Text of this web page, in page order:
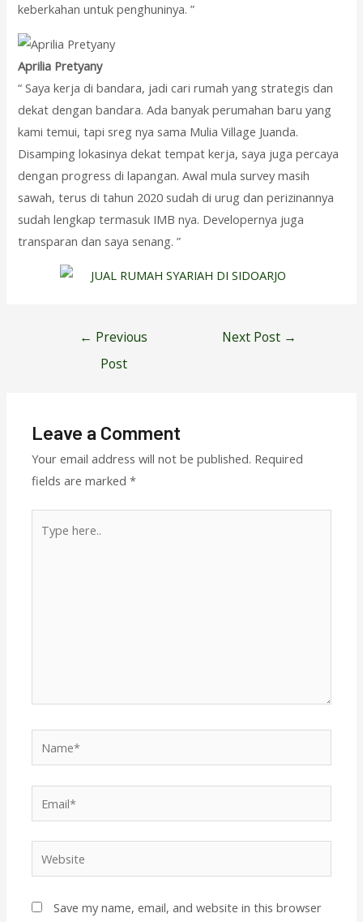
keberkahan untuk penghuninya. ”
Aprilia Pretyany
“ Saya kerja di bandara, jadi cari rumah yang strategis dan
dekat dengan bandara. Ada banyak perumahan baru yang
kami temui, tapi sreg nya sama Mulia Village Juanda.
Disamping lokasinya dekat tempat kerja, saya juga percaya
dengan progress di lapangan. Awal mula survey masih
sawah, terus di tahun 2020 sudah di urug dan perizinannya
sudah lengkap termasuk IMB nya. Developernya juga
transparan dan saya senang. ”
← Previous
Post
Next Post →
Leave a Comment
Your email address will not be published. Required
fields are marked*
here..
Website
Save my name, email, and website in this browser